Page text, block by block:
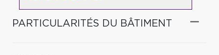
PARTICULARITÉS DU BÂTIMENT